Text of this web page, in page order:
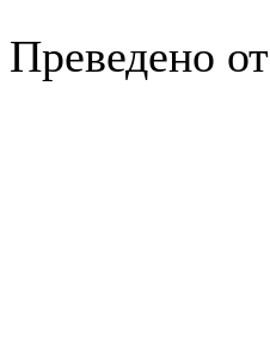
Преведено